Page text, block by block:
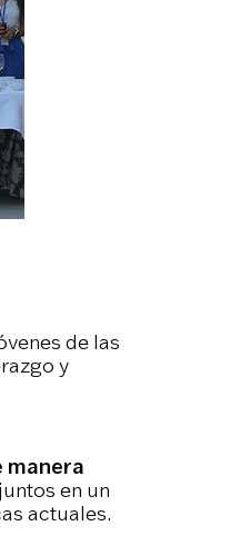
de las
y
manera
en un
actuales.